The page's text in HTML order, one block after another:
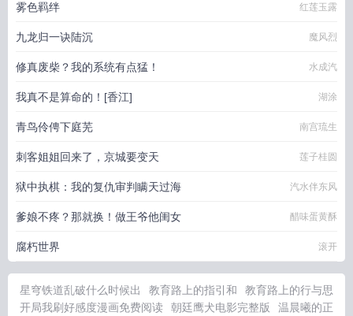
雾色羁绊 红莲玉露
九龙归一诀陆沉 魔风烈
修真废柴？我的系统有点猛！ 水成汽
我真不是算命的！[香江] 湖涂
青鸟伶俜下庭芜 南宫琉生
刺客姐姐回来了，京城要变天 莲子桂圆
狱中执棋：我的复仇审判瞒天过海 汽水伴东风
爹娘不疼？那就换！做王爷他闺女 醋味蛋黄酥
腐朽世界 滚开
星穹铁道乱破什么时候出 教育路上的指引和
教育路上的行与思
开局我刷好感度漫画免费阅读
朝廷鹰犬电影完整版 温晨曦的正